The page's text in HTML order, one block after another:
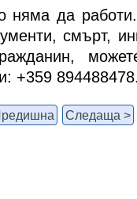
няма да
смърт,
+359
Следаща >